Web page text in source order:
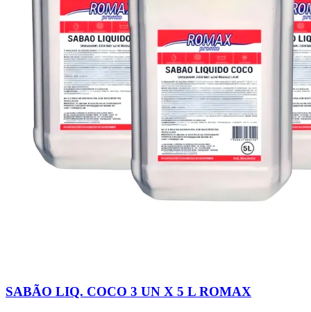
SABÃO LIQ. COCO 3 UN X 5 L ROMAX